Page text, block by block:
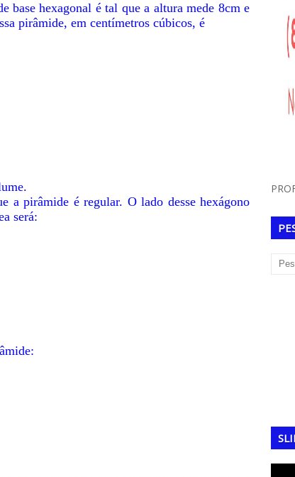
base hexagonal é tal que a altura mede 8cm e
pirâmide, em centímetros cúbicos, é
a pirâmide é regular. O lado desse hexágono
será: